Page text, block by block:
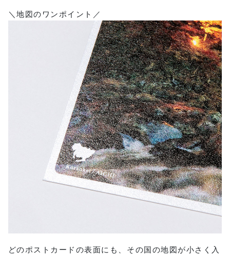
＼地図のワンポイント／
どのポストカードの表面にも、その国の地図が小さく入